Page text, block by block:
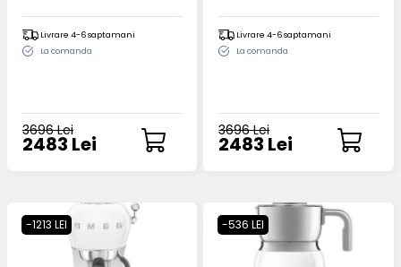
Livrare 4-6 saptamani
La comanda
3696 Lei
2483 Lei
Livrare 4-6 saptamani
La comanda
3696 Lei
2483 Lei
-1213 LEI -536 LEI